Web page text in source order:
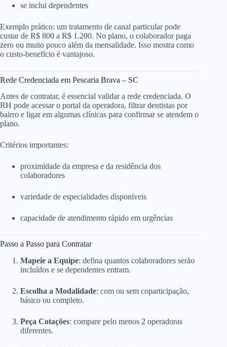
se inclui dependentes
Exemplo prático: um tratamento de canal particular pode
custar de R$ 800 a R$ 1.200. No plano, o colaborador paga
zero ou muito pouco além da mensalidade. Isso mostra como
o custo-benefício é vantajoso.
Rede Credenciada em Pescaria Brava – SC
Antes de contratar, é essencial validar a rede credenciada. O
RH pode acessar o portal da operadora, filtrar dentistas por
bairro e ligar em algumas clínicas para confirmar se atendem o
plano.
Critérios importantes:
proximidade da empresa e da residência dos
colaboradores
variedade de especialidades disponíveis
capacidade de atendimento rápido em urgências
Passo a Passo para Contratar
Mapeie a Equipe: defina quantos colaboradores serão
incluídos e se dependentes entram.
Escolha a Modalidade: com ou sem coparticipação,
básico ou completo.
Peça Cotações: compare pelo menos 2 operadoras
diferentes.